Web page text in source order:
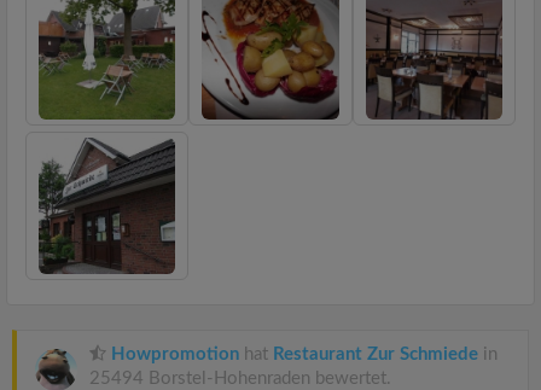
Howpromotion hat Restaurant Zur Schmiede in
25494 Borstel-Hohenraden bewertet.